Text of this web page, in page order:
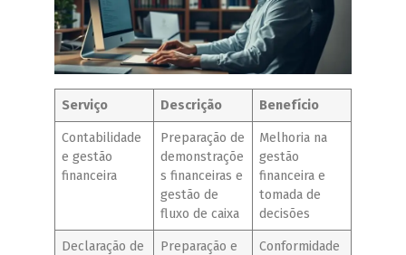
Serviço Descrição Benefício
Contabilidade
e gestão
financeira
Preparação de
demonstraçõe
s financeiras e
gestão de
fluxo de caixa
Melhoria na
gestão
financeira e
tomada de
decisões
Declaração de
Preparação e
Conformidade